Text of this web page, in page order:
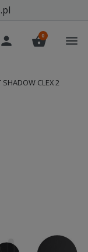
person shopping_basket
0 menu
SHADOW CLEX 2